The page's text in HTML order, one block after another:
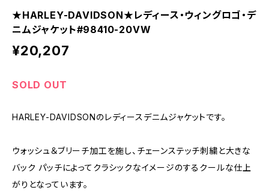
★HARLEY-DAVIDSON★レディース・ウィングロゴ・デ
ニムジャケット#98410-20VW
¥20,207
SOLD OUT
HARLEY-DAVIDSONのレディースデニムジャケットです。
ウォッシュ＆ブリーチ加工を施し、チェーンステッチ刺繍と大きな
バック パッチによってクラシックなイメージのするクールな仕上
がりとなっています。